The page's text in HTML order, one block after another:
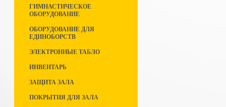
ГИМНАСТИЧЕСКОЕ
ОБОРУДОВАНИЕ
ОБОРУДОВАНИЕ ДЛЯ
ЕДИНОБОРСТВ
ЭЛЕКТРОННЫЕ ТАБЛО
ИНВЕНТАРЬ
ЗАЩИТА ЗАЛА
ПОКРЫТИЯ ДЛЯ ЗАЛА